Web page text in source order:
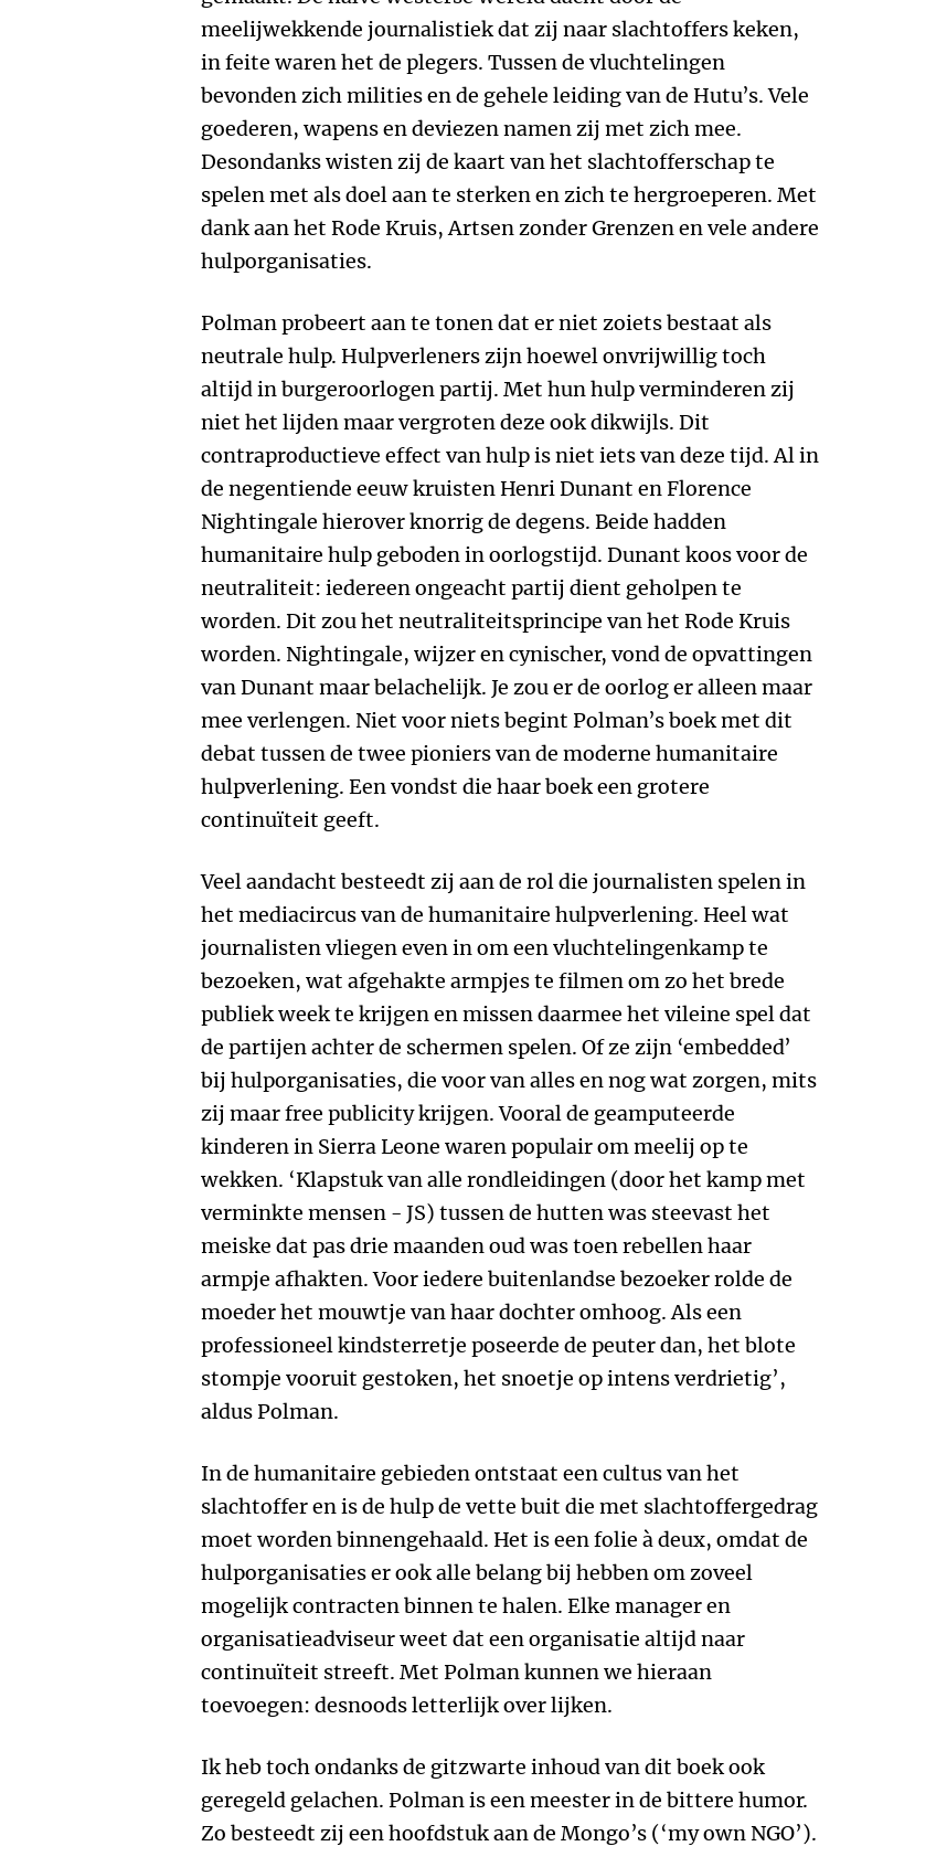
meelijwekkende journalistiek dat zij naar slachtoffers keken,
in feite waren het de plegers. Tussen de vluchtelingen
bevonden zich milities en de gehele leiding van de Hutu’s. Vele
goederen, wapens en deviezen namen zij met zich mee.
Desondanks wisten zij de kaart van het slachtofferschap te
spelen met als doel aan te sterken en zich te hergroeperen. Met
dank aan het Rode Kruis, Artsen zonder Grenzen en vele andere
hulporganisaties.
Polman probeert aan te tonen dat er niet zoiets bestaat als
neutrale hulp. Hulpverleners zijn hoewel onvrijwillig toch
altijd in burgeroorlogen partij. Met hun hulp verminderen zij
niet het lijden maar vergroten deze ook dikwijls. Dit
contraproductieve effect van hulp is niet iets van deze tijd. Al in
de negentiende eeuw kruisten Henri Dunant en Florence
Nightingale hierover knorrig de degens. Beide hadden
humanitaire hulp geboden in oorlogstijd. Dunant koos voor de
neutraliteit: iedereen ongeacht partij dient geholpen te
worden. Dit zou het neutraliteitsprincipe van het Rode Kruis
worden. Nightingale, wijzer en cynischer, vond de opvattingen
van Dunant maar belachelijk. Je zou er de oorlog er alleen maar
mee verlengen. Niet voor niets begint Polman’s boek met dit
debat tussen de twee pioniers van de moderne humanitaire
hulpverlening. Een vondst die haar boek een grotere
continuïteit geeft.
Veel aandacht besteedt zij aan de rol die journalisten spelen in
het mediacircus van de humanitaire hulpverlening. Heel wat
journalisten vliegen even in om een vluchtelingenkamp te
bezoeken, wat afgehakte armpjes te filmen om zo het brede
publiek week te krijgen en missen daarmee het vileine spel dat
de partijen achter de schermen spelen. Of ze zijn ‘embedded’
bij hulporganisaties, die voor van alles en nog wat zorgen, mits
zij maar free publicity krijgen. Vooral de geamputeerde
kinderen in Sierra Leone waren populair om meelij op te
wekken. ‘Klapstuk van alle rondleidingen (door het kamp met
verminkte mensen - JS) tussen de hutten was steevast het
meiske dat pas drie maanden oud was toen rebellen haar
armpje afhakten. Voor iedere buitenlandse bezoeker rolde de
moeder het mouwtje van haar dochter omhoog. Als een
professioneel kindsterretje poseerde de peuter dan, het blote
stompje vooruit gestoken, het snoetje op intens verdrietig’,
aldus Polman.
In de humanitaire gebieden ontstaat een cultus van het
slachtoffer en is de hulp de vette buit die met slachtoffergedrag
moet worden binnengehaald. Het is een folie à deux, omdat de
hulporganisaties er ook alle belang bij hebben om zoveel
mogelijk contracten binnen te halen. Elke manager en
organisatieadviseur weet dat een organisatie altijd naar
continuïteit streeft. Met Polman kunnen we hieraan
toevoegen: desnoods letterlijk over lijken.
Ik heb toch ondanks de gitzwarte inhoud van dit boek ook
geregeld gelachen. Polman is een meester in de bittere humor.
Zo besteedt zij een hoofdstuk aan de Mongo’s (‘my own NGO’).